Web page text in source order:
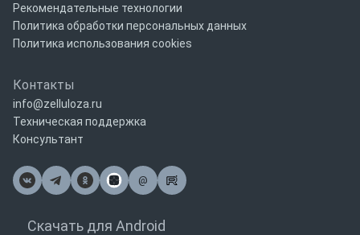
Рекомендательные технологии
Политика обработки персональных данных
Политика использования cookies
Контакты
info@zelluloza.ru
Техническая поддержка
Консультант
@
Почта
Скачать для Android